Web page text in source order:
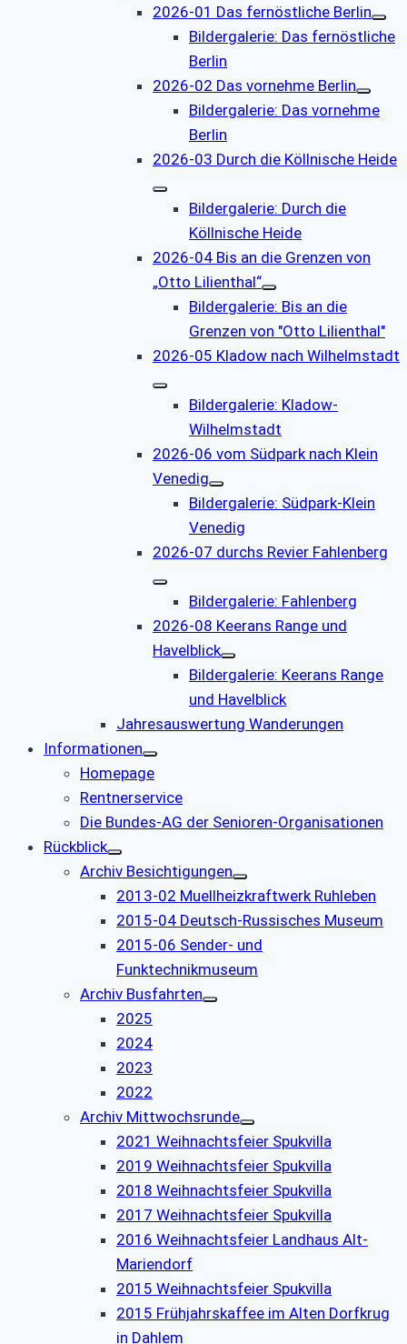
2026-01 Das fernöstliche Berlin
Bildergalerie: Das fernöstliche
Berlin
2026-02 Das vornehme Berlin
Bildergalerie: Das vornehme
Berlin
2026-03 Durch die Köllnische Heide
Bildergalerie: Durch die
Köllnische Heide
2026-04 Bis an die Grenzen von
„Otto Lilienthal“
Bildergalerie: Bis an die
Grenzen von "Otto Lilienthal"
2026-05 Kladow nach Wilhelmstadt
Bildergalerie: Kladow-
Wilhelmstadt
2026-06 vom Südpark nach Klein
Venedig
Bildergalerie: Südpark-Klein
Venedig
2026-07 durchs Revier Fahlenberg
Bildergalerie: Fahlenberg
2026-08 Keerans Range und
Havelblick
Bildergalerie: Keerans Range
und Havelblick
Jahresauswertung Wanderungen
Informationen
Homepage
Rentnerservice
Die Bundes-AG der Senioren-Organisationen
Rückblick
Archiv Besichtigungen
2013-02 Muellheizkraftwerk Ruhleben
2015-04 Deutsch-Russisches Museum
2015-06 Sender- und
Funktechnikmuseum
Archiv Busfahrten
2025
2024
2023
2022
Archiv Mittwochsrunde
2021 Weihnachtsfeier Spukvilla
2019 Weihnachtsfeier Spukvilla
2018 Weihnachtsfeier Spukvilla
2017 Weihnachtsfeier Spukvilla
2016 Weihnachtsfeier Landhaus Alt-
Mariendorf
2015 Weihnachtsfeier Spukvilla
2015 Frühjahrskaffee im Alten Dorfkrug
in Dahlem